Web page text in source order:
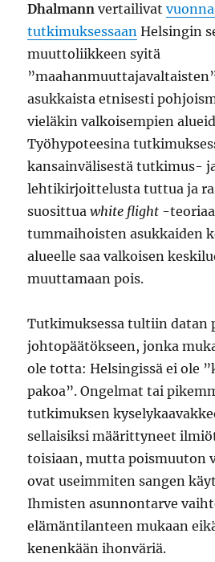
Dhalmann vertailivat
tutkimuksessaan Helsingin
muuttoliikkeen syitä
asukkaista etnisesti
vieläkin valkoisempien
Työhypoteesina
kansainvälisestä tutkimus-
lehtikirjoittelusta tuttua ja
suosittuawhite flight -
tummaihoisten asukkaiden
alueelle saa valkoisen
muuttamaan pois.
Tutkimuksessa tultiin datan
johtopäätökseen, jonka
ole totta: Helsingissä ei ole
pakoa”. Ongelmat tai
tutkimuksen
sellaisiksi määrittyneet
toisiaan, mutta poismuuton
ovat useimmiten sangen
Ihmisten asunnontarve
elämäntilanteen mukaan
kenenkään ihonväriä.